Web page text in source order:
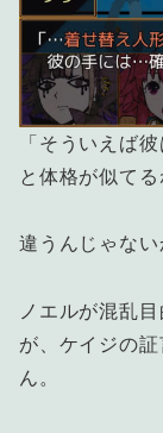
「そういえば
と体格が似てる
違うんじゃない
ノエルが混乱
が、ケイジの
ん。